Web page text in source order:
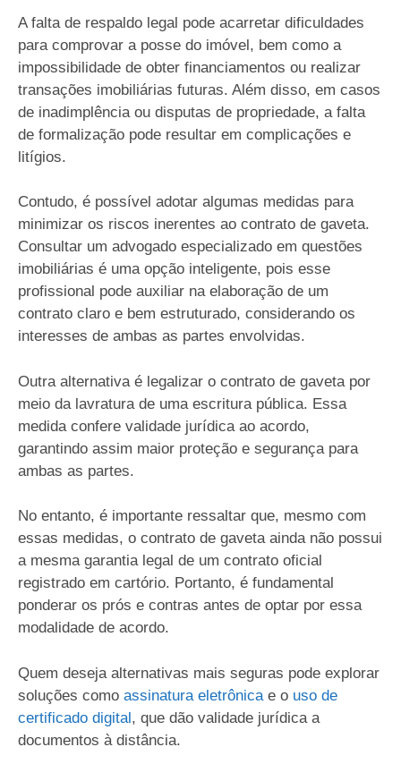
A falta de respaldo legal pode acarretar dificuldades
para comprovar a posse do imóvel, bem como a
impossibilidade de obter financiamentos ou realizar
transações imobiliárias futuras. Além disso, em casos
de inadimplência ou disputas de propriedade, a falta
de formalização pode resultar em complicações e
litígios.
Contudo, é possível adotar algumas medidas para
minimizar os riscos inerentes ao contrato de gaveta.
Consultar um advogado especializado em questões
imobiliárias é uma opção inteligente, pois esse
profissional pode auxiliar na elaboração de um
contrato claro e bem estruturado, considerando os
interesses de ambas as partes envolvidas.
Outra alternativa é legalizar o contrato de gaveta por
meio da lavratura de uma escritura pública. Essa
medida confere validade jurídica ao acordo,
garantindo assim maior proteção e segurança para
ambas as partes.
No entanto, é importante ressaltar que, mesmo com
essas medidas, o contrato de gaveta ainda não possui
a mesma garantia legal de um contrato oficial
registrado em cartório. Portanto, é fundamental
ponderar os prós e contras antes de optar por essa
modalidade de acordo.
Quem deseja alternativas mais seguras pode explorar
soluções como assinatura eletrônica e o uso de
certificado digital, que dão validade jurídica a
documentos à distância.